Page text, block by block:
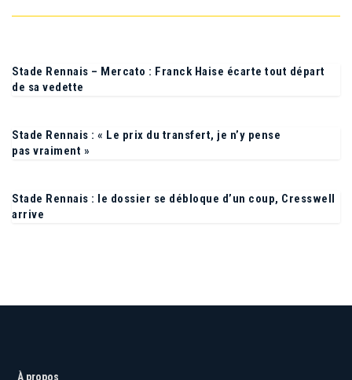
Stade Rennais – Mercato : Franck Haise écarte tout départ
Stade Rennais : « Le prix du transfert, je n’y pense
Stade Rennais : le dossier se débloque d’un coup, Cresswell